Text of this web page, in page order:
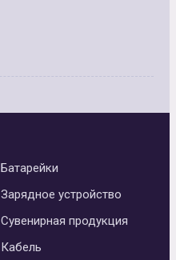
Батарейки
Зарядное устройство
Сувенирная продукция
Кабель